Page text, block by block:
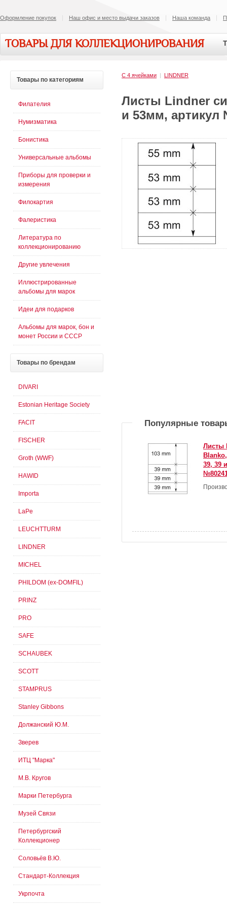
Оформление покупок Наш офис и место выдачи заказов Наша команда
ТОВАРЫ ДЛЯ КОЛЛЕКЦИОНИРОВАНИЯ
С 4 ячейками | LINDNER
Листы Lindner
и 53мм, артикул
Популярные
Листы
39, 39
Товары по категориям
Филателия
Нумизматика
Бонистика
Универсальные альбомы
Приборы для проверки и
измерения
Филокартия
Фалеристика
Литература по
коллекционированию
Другие увлечения
Иллюстрированные
альбомы для марок
Идеи для подарков
Альбомы для марок, бон и
монет России и СССР
Товары по брендам
DIVARI
Estonian Heritage Society
FACIT
FISCHER
Groth (WWF)
HAWID
Importa
LaPe
LEUCHTTURM
LINDNER
MICHEL
PHILDOM (ex-DOMFIL)
PRINZ
PRO
SAFE
SCHAUBEK
SCOTT
STAMPRUS
Stanley Gibbons
Должанский Ю.М.
Зверев
ИТЦ "Марка"
М.В. Кругов
Марки Петербурга
Музей Связи
Петербургский
Коллекционер
Соловьёв В.Ю.
Стандарт-Коллекция
Укрпочта